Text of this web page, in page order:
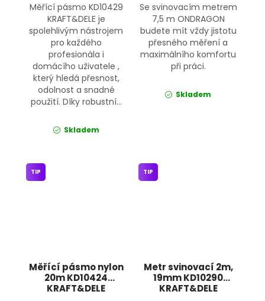
Měřící pásmo KD10429
KRAFT&DELE je
spolehlivým nástrojem
pro každého
profesionála i
domácího uživatele ,
který hledá přesnost,
odolnost a snadné
použití. Díky robustní...
Skladem
Se svinovacím metrem
7,5 m ONDRAGON
budete mít vždy jistotu
přesného měření a
maximálního komfortu
při práci.
Skladem
Měřící pásmo nylon
20m KD10424
KRAFT&DELE
TIP
Metr svinovací 2m,
19mm KD10290
KRAFT&DELE
TIP